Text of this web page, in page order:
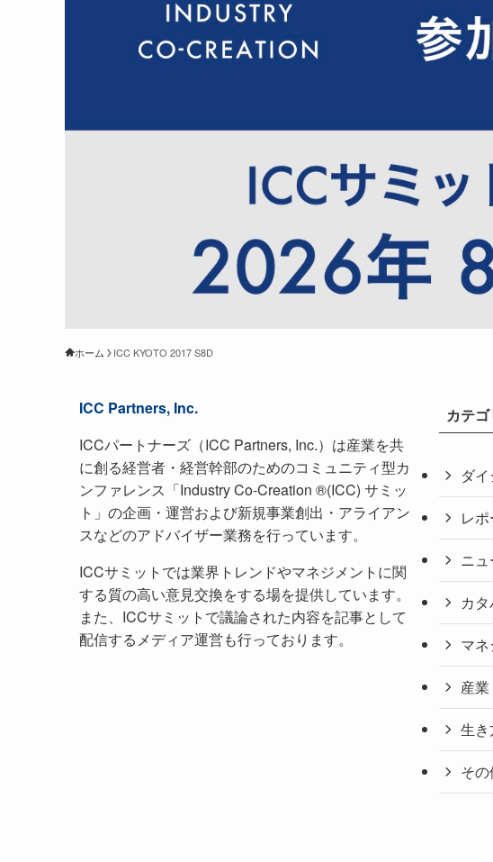
ホーム ICC KYOTO 2017 S8D
ICC Partners, Inc.
ICCパートナーズ（ICC Partners, Inc.）は産業を共
に創る経営者・経営幹部のためのコミュニティ型カ
ンファレンス「Industry Co-Creation ®(ICC) サミッ
ト」の企画・運営および新規事業創出・アライアン
スなどのアドバイザー業務を行っています。
ICCサミットでは業界トレンドやマネジメントに関
する質の高い意見交換をする場を提供しています。
また、ICCサミットで議論された内容を記事として
配信するメディア運営も行っております。
カテ
ダ
レポ
ニュ
カタ
マネ
産
生き
そ